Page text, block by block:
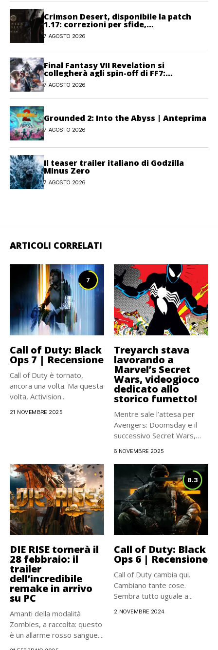
Crimson Desert, disponibile la patch
1.17: correzioni per sfide,
combattimento e interfaccia
7 AGOSTO 2026
Final Fantasy VII Revelation si
collegherà agli spin-off di FF7:
Hamaguchi non si pone limiti
7 AGOSTO 2026
Grounded 2: Into the Abyss | Anteprima
7 AGOSTO 2026
Il teaser trailer italiano di Godzilla
Minus Zero
7 AGOSTO 2026
ARTICOLI CORRELATI
7
Call of Duty: Black
Ops 7 | Recensione
Call of Duty è tornato,
ancora una volta. Ma questa
volta, Activision...
21 NOVEMBRE 2025
Treyarch stava
lavorando a
Marvel’s Secret
Wars, videogioco
dedicato allo
storico fumetto!
Mentre sale l’attesa per
Avengers: Doomsday e il
successivo Secret Wars,
6 NOVEMBRE 2025
DIE RISE tornerà il
28 febbraio: il
trailer
dell’incredibile
remake in arrivo
su PC
Amanti della modalità
Zombies, a raccolta: questo
è un allarme rosso sangue....
8.3
Call of Duty: Black
Ops 6 | Recensione
Call of Duty cambia qui.
Cambiano tante cose.
Sembra tutto uguale a...
2 NOVEMBRE 2024